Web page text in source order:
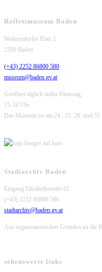
Rollettmuseum Baden
Weikersdorfer Platz 1
2500 Baden
(+43) 2252 86800 580
museum@baden.gv.at
Geöffnet täglich außer Dienstag,
15-18 Uhr
Das Museum ist am 24., 25. 26. und
Stadtarchiv Baden
Eingang Elisabethstraße 61
(+43) 2252 86800 580
stadtarchiv@baden.gv.at
Aus organisatorischen Gründen ist die
sehenswerte links